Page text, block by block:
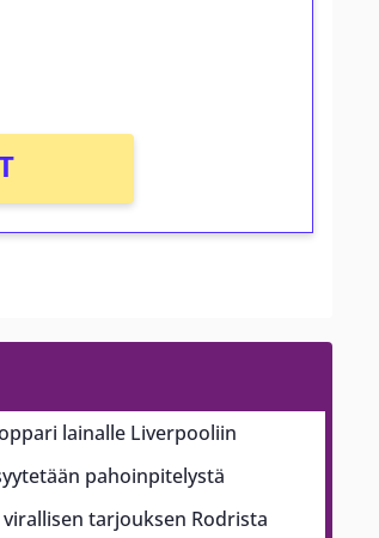
lainalle Liverpooliin
pahoinpitelystä
tarjouksen Rodrista